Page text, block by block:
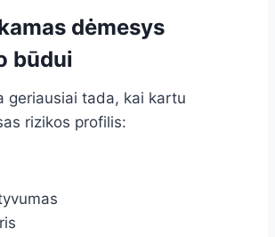
dėmesys
būdui
geriausiai tada, kai kartu
rizikos profilis: